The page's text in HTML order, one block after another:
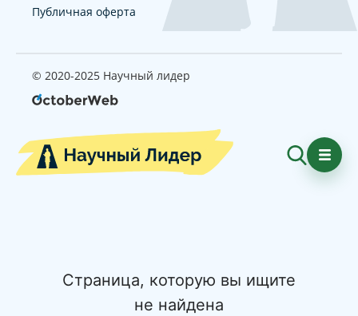
Публичная оферта
© 2020-2025 Научный лидер
Страница, которую вы ищите
не найдена